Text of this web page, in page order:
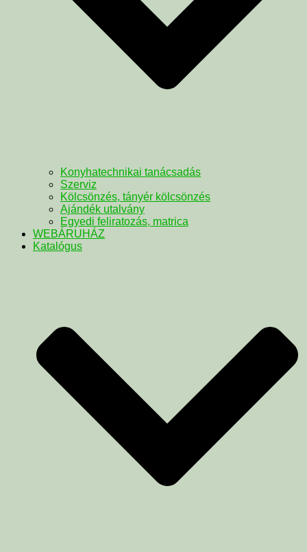
Konyhatechnikai tanácsadás
Szerviz
Kölcsönzés, tányér kölcsönzés
Ajándék utalvány
Egyedi feliratozás, matrica
WEBÁRUHÁZ
Katalógus